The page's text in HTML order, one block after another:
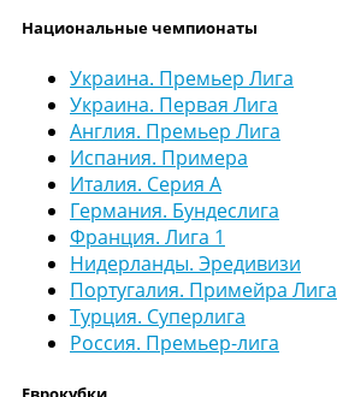
Национальные чемпионаты
Украина. Премьер Лига
Украина. Первая Лига
Англия. Премьер Лига
Испания. Примера
Италия. Серия А
Германия. Бундеслига
Франция. Лига 1
Нидерланды. Эредивизи
Португалия. Примейра Лига
Турция. Суперлига
Россия. Премьер-лига